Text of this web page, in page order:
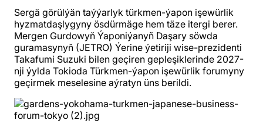
Sergä görülýän taýýarlyk türkmen-ýapon işewürlik
hyzmatdaşlygyny ösdürmäge hem täze itergi berer.
Mergen Gurdowyň Ýaponiýanyň Daşary söwda
guramasynyň (JETRO) Ýerine ýetiriji wise-prezidenti
Takafumi Suzuki bilen geçiren gepleşiklerinde 2027-
nji ýylda Tokioda Türkmen-ýapon işewürlik forumyny
geçirmek meselesine aýratyn üns berildi.